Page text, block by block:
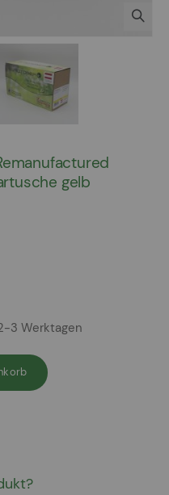
gelb
3 Werktagen